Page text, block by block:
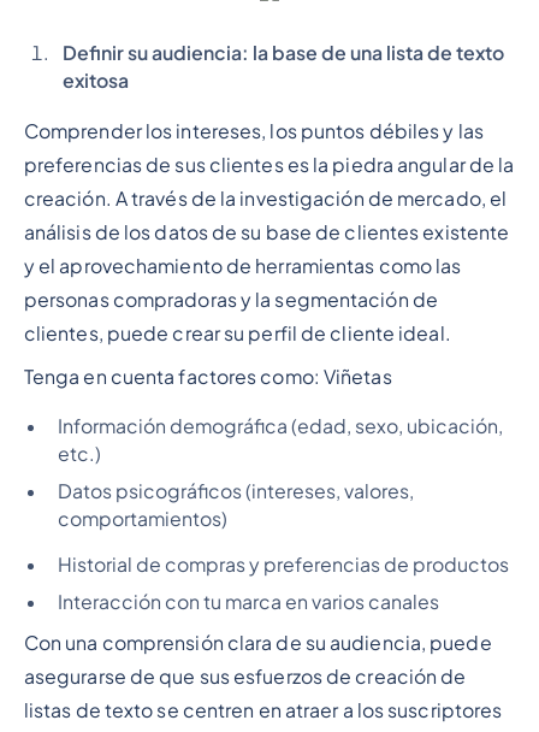
Definir su audiencia: la base de una lista de texto
exitosa
Comprender los intereses, los puntos débiles y las
preferencias de sus clientes es la piedra angular de la
creación. A través de la investigación de mercado, el
análisis de los datos de su base de clientes existente
y el aprovechamiento de herramientas como las
personas compradoras y la segmentación de
clientes, puede crear su perfil de cliente ideal.
Tenga en cuenta factores como: Viñetas
Información demográfica (edad, sexo, ubicación,
etc.)
Datos psicográficos (intereses, valores,
comportamientos)
Historial de compras y preferencias de productos
Interacción con tu marca en varios canales
Con una comprensión clara de su audiencia, puede
asegurarse de que sus esfuerzos de creación de
listas de texto se centren en atraer a los suscriptores